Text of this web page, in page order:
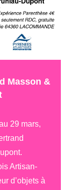
Masson &
29 mars,
Artisan-
d’objets à